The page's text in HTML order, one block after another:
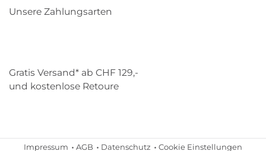
Unsere Zahlungsarten
Gratis Versand* ab CHF 129,-
und kostenlose Retoure
Impressum AGB Datenschutz Cookie Einstellungen